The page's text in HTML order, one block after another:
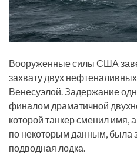
Вооруженные силы США
захвату двух
Венесуэлой. Задержание
финалом драматичной
которой танкер сменил имя,
по некоторым данным, была
подводная лодка.